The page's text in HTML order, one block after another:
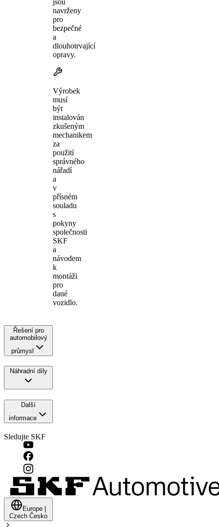
navrženy
pro
bezpečné
a
dlouhotrvající
opravy.
Výrobek
musí
být
instalován
zkušeným
mechanikem
za
použití
správného
nářadí
a
v
přísném
souladu
s
pokyny
společnosti
SKF
a
návodem
k
montáži
pro
dané
vozidlo.
Řešení pro
automobilový
průmysl
Náhradní díly
Další
informace
Sledujte SKF
Europe
Czech Česko